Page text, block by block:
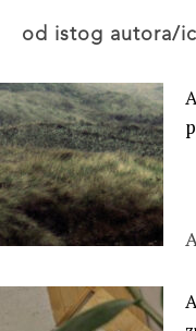
od istog autora/